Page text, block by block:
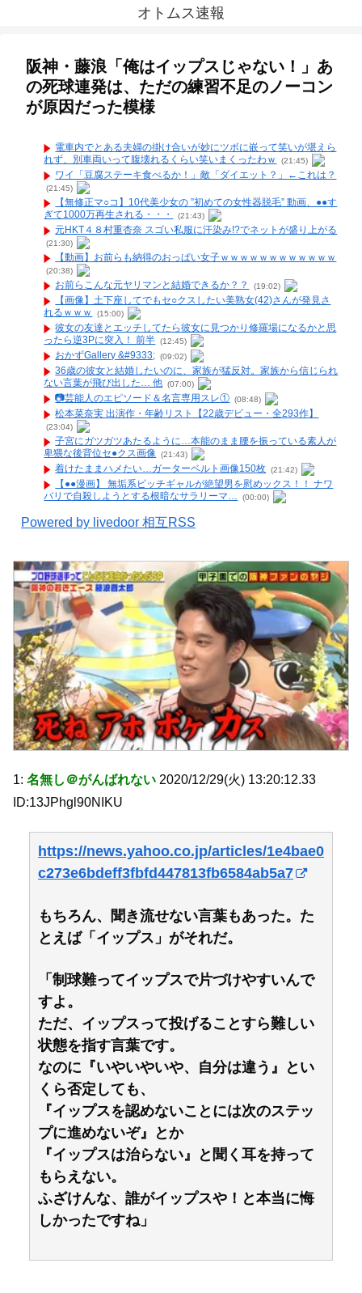
オトムス速報
阪神・藤浪「俺はイップスじゃない！」あ
の死球連発は、ただの練習不足のノーコン
が原因だった模様
電車内でとある夫婦の掛け合いが妙にツボに嵌って笑いが堪えら
れず、別車両いって腹壊れるくらい笑いまくったわｗ
(21:45)
ワイ「豆腐ステーキ食べるか！」敵「ダイエット？」←これは？
(21:45)
【無修正マ○コ】10代美少女の ”初めての女性器脱毛” 動画、●●す
ぎて1000万再生される・・・
(21:43)
元HKT４８村重杏奈 スゴい私服に汗染み!?でネットが盛り上がる
(21:30)
【動画】お前らも納得のおっぱい女子ｗｗｗｗｗｗｗｗｗｗｗｗ
(20:38)
お前らこんな元ヤリマンと結婚できるか？？ (19:02)
【画像】土下座してでもセ○クスしたい美熟女(42)さんが発見さ
れるｗｗｗ
(15:00)
彼女の友達とエッチしてたら彼女に見つかり修羅場になるかと思
ったら逆3Pに突入！ 前半 (12:45)
おかずGallery &#9333; (09:02)
36歳の彼女と結婚したいのに、家族が猛反対。家族から信じられ
ない言葉が飛び出した… 他 (07:00)
📷️芸能人のエピソード＆名言専用スレ① (08:48)
松本菜奈実 出演作・年齢リスト【22歳デビュー・全293作】
(23:04)
子宮にガツガツあたるように…本能のまま腰を振っている素人が
卑猥な後背位セ●クス画像 (21:43)
着けたままハメたい…ガーターベルト画像150枚 (21:42)
【●●漫画】 無垢系ビッチギャルが絶望男を慰めックス！！ ナワ
バリで自殺しようとする根暗なサラリーマ…
(00:00)
Powered by livedoor 相互RSS
1: 名無し＠がんばれない 2020/12/29(火) 13:20:12.33
ID:13JPhgl90NIKU
https://news.yahoo.co.jp/articles/1e4bae0
c273e6bdeff3fbfd447813fb6584ab5a7
もちろん、聞き流せない言葉もあった。た
とえば「イップス」がそれだ。
「制球難ってイップスで片づけやすいんで
すよ。
ただ、イップスって投げることすら難しい
状態を指す言葉です。
なのに『いやいやいや、自分は違う』とい
くら否定しても、
『イップスを認めないことには次のステッ
プに進めないぞ』とか
『イップスは治らない』と聞く耳を持って
もらえない。
ふざけんな、誰がイップスや！と本当に悔
しかったですね」